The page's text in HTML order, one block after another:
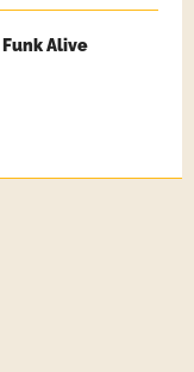
Alive